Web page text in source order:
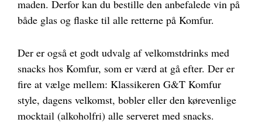
maden. Derfor kan du bestille den anbefalede vin på
både glas og flaske til alle retterne på Komfur.
Der er også et godt udvalg af velkomstdrinks med
snacks hos Komfur, som er værd at gå efter. Der er
fire at vælge mellem: Klassikeren G&T Komfur
style, dagens velkomst, bobler eller den kørevenlige
mocktail (alkoholfri) alle serveret med snacks.